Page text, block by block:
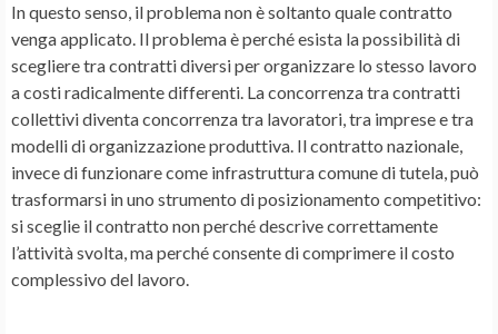
In questo senso, il problema non è soltanto quale contratto
venga applicato. Il problema è perché esista la possibilità di
scegliere tra contratti diversi per organizzare lo stesso lavoro
a costi radicalmente differenti. La concorrenza tra contratti
collettivi diventa concorrenza tra lavoratori, tra imprese e tra
modelli di organizzazione produttiva. Il contratto nazionale,
invece di funzionare come infrastruttura comune di tutela, può
trasformarsi in uno strumento di posizionamento competitivo:
si sceglie il contratto non perché descrive correttamente
l’attività svolta, ma perché consente di comprimere il costo
complessivo del lavoro.